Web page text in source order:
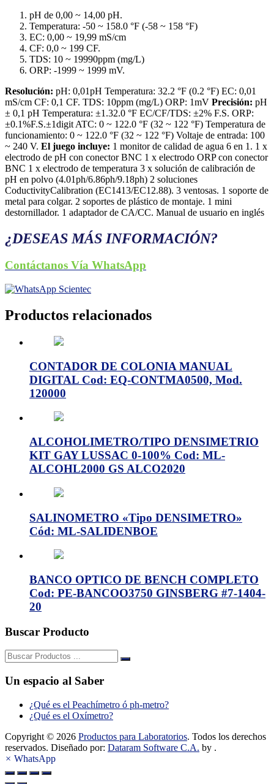
pH de 0,00 ~ 14,00 pH.
Temperatura: -50 ~ 158.0 °F (-58 ~ 158 °F)
EC: 0,00 ~ 19,99 mS/cm
CF: 0,0 ~ 199 CF.
TDS: 10 ~ 19990ppm (mg/L)
ORP: -1999 ~ 1999 mV.
Resolución: pH: 0,01pH Temperatura: 32.2 °F (0.2 °F) EC: 0,01
mS/cm CF: 0,1 CF. TDS: 10ppm (mg/L) ORP: 1mV Precisión: pH
± 0,1 pH Temperatura: ±1.32.0 °F EC/CF/TDS: ±2% F.S. ORP:
±0.1%F.S.±1digit ATC: 0 ~ 122.0 °F (32 ~ 122 °F) Temperatura de
funcionamiento: 0 ~ 122.0 °F (32 ~ 122 °F) Voltaje de entrada: 100
~ 240 V. El juego incluye: 1 monitor de calidad de agua 6 en 1. 1 x
electrodo de pH con conector BNC 1 x electrodo ORP con conector
BNC 1 x electrodo de temperatura 3 x solución de calibración de
pH en polvo (4.01ph/6.86ph/9.18ph) 2 soluciones
CoductivityCalibration (EC1413/EC12.88). 3 ventosas. 1 soporte de
metal para colgar. 2 soportes de plástico de montaje. 1 mini
destornillador. 1 adaptador de CA/CC. Manual de usuario en inglés
¿DESEAS MÁS INFORMACIÓN?
Contáctanos Vía WhatsApp
Productos relacionados
CONTADOR DE COLONIA MANUAL
DIGITAL Cod: EQ-CONTMA0500, Mod.
120000
ALCOHOLIMETRO/TIPO DENSIMETRIO
KIT GAY LUSSAC 0-100% Cod: ML-
ALCOHL2000 GS ALCO2020
SALINOMETRO «Tipo DENSIMETRO»
Cód: ML-SALIDENBOE
BANCO OPTICO DE BENCH COMPLETO
Cod: PE-BANCOO3750 GINSBERG #7-1404-
20
Buscar Producto
Buscar:
Un espacio al Saber
¿Qué es el Peachímetro ó ph-metro?
¿Qué es el Oxímetro?
Copyright © 2026 Productos para Laboratorios. Todos los derechos
reservados. Diseñado por: Dataram Software C.A. by .
× WhatsApp